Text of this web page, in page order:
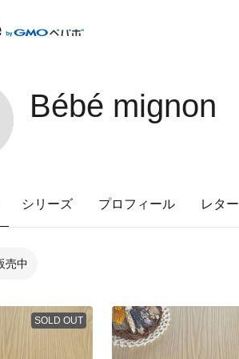
Bébé mignon
シリーズ プロフィール レター
売中
SOLD OUT